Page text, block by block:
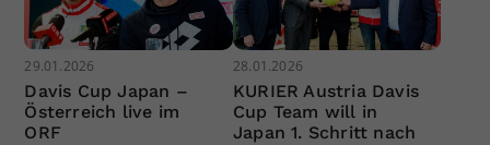
29.01.2026
Davis Cup Japan –
Österreich live im
ORF
28.01.2026
KURIER Austria Davis
Cup Team will in
Japan 1. Schritt nach